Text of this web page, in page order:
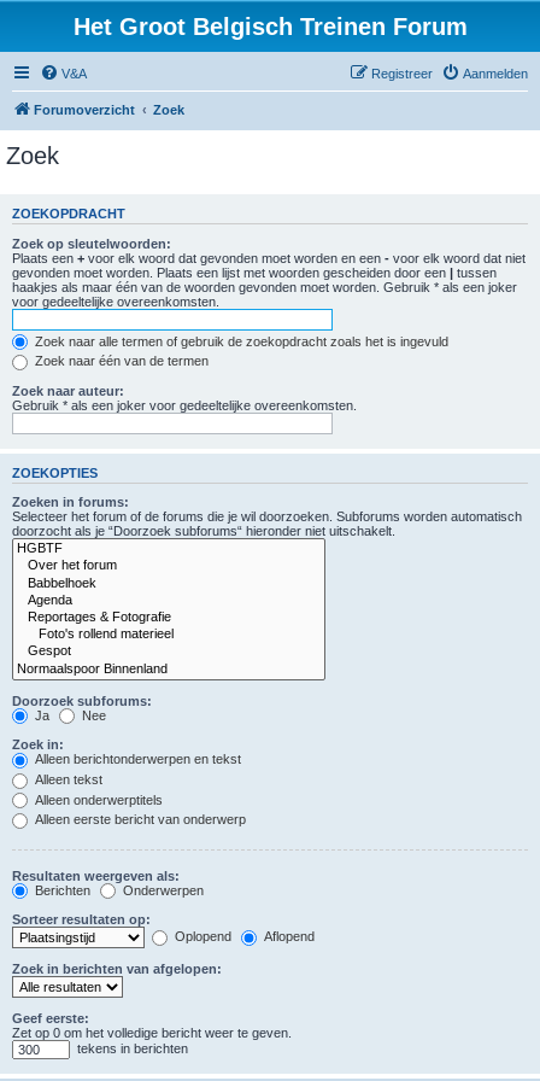
Het Groot Belgisch Treinen Forum
V&A Aanmelden
Registreer
Forumoverzicht Zoek
Zoek
ZOEKOPDRACHT
Zoek op sleutelwoorden:
Plaats een + voor elk woord dat gevonden moet worden en een - voor elk woord dat niet
gevonden moet worden. Plaats een lijst met woorden gescheiden door een | tussen
haakjes als maar één van de woorden gevonden moet worden. Gebruik * als een joker
voor gedeeltelijke overeenkomsten.
Zoek naar alle termen of gebruik de zoekopdracht zoals het is ingevuld
Zoek naar één van de termen
Zoek naar auteur:
Gebruik * als een joker voor gedeeltelijke overeenkomsten.
ZOEKOPTIES
Zoeken in forums:
Selecteer het forum of de forums die je wil doorzoeken. Subforums worden automatisch
doorzocht als je “Doorzoek subforums“ hieronder niet uitschakelt.
Doorzoek subforums:
Ja
Nee
Zoek in:
Alleen berichtonderwerpen en tekst
Alleen tekst
Alleen onderwerptitels
Alleen eerste bericht van onderwerp
Resultaten weergeven als:
Berichten
Onderwerpen
Sorteer resultaten op:
Oplopend
Aflopend
Zoek in berichten van afgelopen:
Geef eerste:
Zet op 0 om het volledige bericht weer te geven.
tekens in berichten